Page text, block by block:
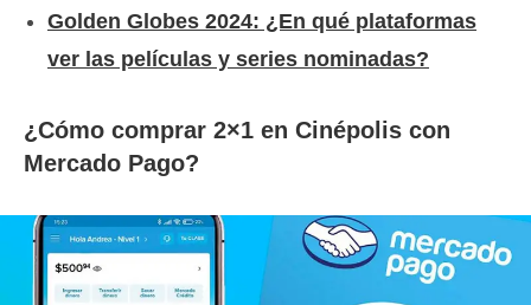
Golden Globes 2024: ¿En qué plataformas
ver las películas y series nominadas?
¿Cómo comprar 2×1 en Cinépolis con
Mercado Pago?